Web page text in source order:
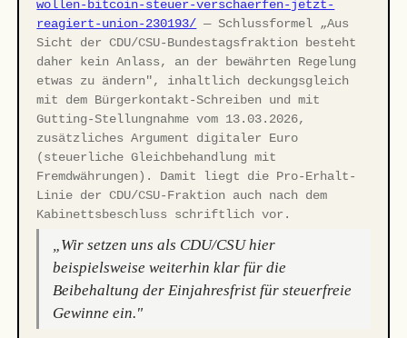
wollen-bitcoin-steuer-verschaerfen-jetzt-
reagiert-union-230193/ — Schlussformel „Aus
Sicht der CDU/CSU-Bundestagsfraktion besteht
daher kein Anlass, an der bewährten Regelung
etwas zu ändern", inhaltlich deckungsgleich
mit dem Bürgerkontakt-Schreiben und mit
Gutting-Stellungnahme vom 13.03.2026,
zusätzliches Argument digitaler Euro
(steuerliche Gleichbehandlung mit
Fremdwährungen). Damit liegt die Pro-Erhalt-
Linie der CDU/CSU-Fraktion auch nach dem
Kabinettsbeschluss schriftlich vor.
„Wir setzen uns als CDU/CSU hier
beispielsweise weiterhin klar für die
Beibehaltung der Einjahresfrist für steuerfreie
Gewinne ein."